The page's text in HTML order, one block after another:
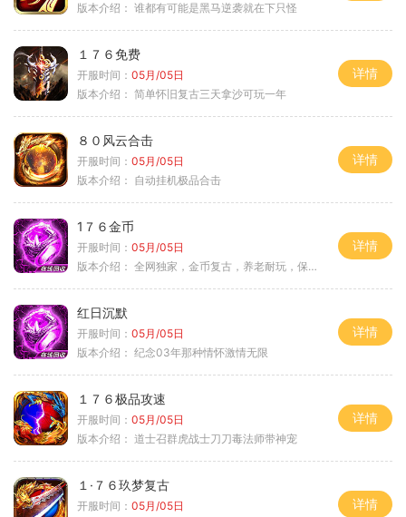
版本介绍： 谁都有可能是黑马逆袭就在下只怪
１７６免费
开服时间： 05月/05日
版本介绍： 简单怀旧复古三天拿沙可玩一年
详情
８０风云合击
开服时间： 05月/05日
版本介绍： 自动挂机极品合击
详情
1７６金币
开服时间： 05月/05日
版本介绍： 全网独家，金币复古，养老耐玩，保底回収
详情
红日沉默
开服时间： 05月/05日
版本介绍： 纪念03年那种情怀激情无限
详情
１７６极品攻速
开服时间： 05月/05日
版本介绍： 道士召群虎战士刀刀毒法师带神宠
详情
１·７６玖梦复古
开服时间： 05月/05日
详情